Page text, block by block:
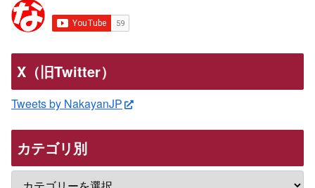
X（旧Twitter）
Tweets by NakayanJP
カテゴリ別